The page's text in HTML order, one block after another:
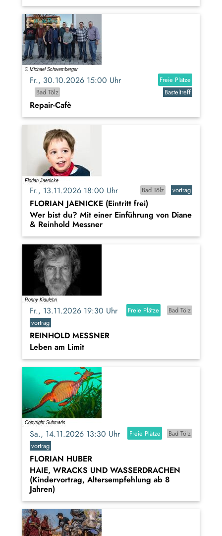
Fr., 30.10.2026 15:00 Uhr
Freie Plätze
Bad Tölz
Basteltreff
Repair-Cafè
Fr., 13.11.2026 18:00 Uhr Bad Tölz vortrag
FLORIAN JAENICKE (Eintritt frei)
Wer bist du? Mit einer Einführung von Diane
& Reinhold Messner
Fr., 13.11.2026 19:30 Uhr Freie Plätze
Bad Tölz
vortrag
REINHOLD MESSNER
Leben am Limit
Sa., 14.11.2026 13:30 Uhr Freie Plätze
Bad Tölz
vortrag
FLORIAN HUBER
HAIE, WRACKS UND WASSERDRACHEN
(Kindervortrag, Altersempfehlung ab 8
Jahren)